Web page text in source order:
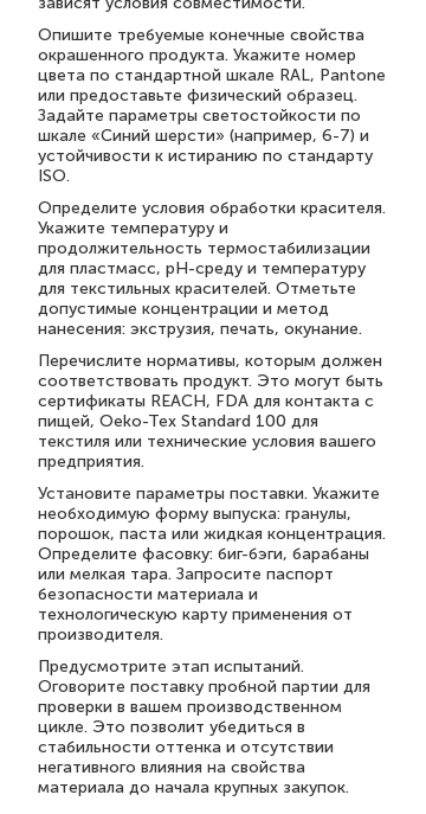
Опишите требуемые конечные свойства
окрашенного продукта. Укажите номер
цвета по стандартной шкале RAL, Pantone
или предоставьте физический образец.
Задайте параметры светостойкости по
шкале «Синий шерсти» (например, 6-7) и
устойчивости к истиранию по стандарту
ISO.
Определите условия обработки красителя.
Укажите температуру и
продолжительность термостабилизации
для пластмасс, pH-среду и температуру
для текстильных красителей. Отметьте
допустимые концентрации и метод
нанесения: экструзия, печать, окунание.
Перечислите нормативы, которым должен
соответствовать продукт. Это могут быть
сертификаты REACH, FDA для контакта с
пищей, Oeko-Tex Standard 100 для
текстиля или технические условия вашего
предприятия.
Установите параметры поставки. Укажите
необходимую форму выпуска: гранулы,
порошок, паста или жидкая концентрация.
Определите фасовку: биг-бэги, барабаны
или мелкая тара. Запросите паспорт
безопасности материала и
технологическую карту применения от
производителя.
Предусмотрите этап испытаний.
Оговорите поставку пробной партии для
проверки в вашем производственном
цикле. Это позволит убедиться в
стабильности оттенка и отсутствии
негативного влияния на свойства
материала до начала крупных закупок.